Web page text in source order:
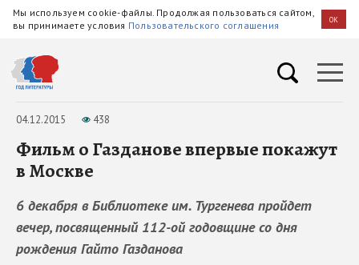
Мы используем cookie-файлы. Продолжая пользоваться сайтом,
вы принимаете условия Пользовательского соглашения OK
04.12.2015 438
Фильм о Газданове впервые покажут
в Москве
6 декабря в Библиотеке им. Тургенева пройдет
вечер, посвященный 112-ой годовщине со дня
рождения Гайто Газданова